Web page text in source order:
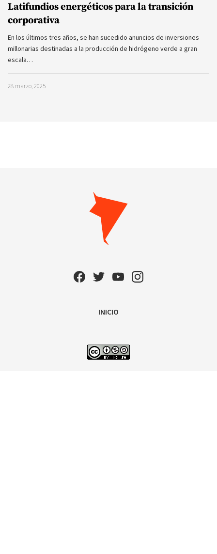
Latifundios energéticos para la transición
corporativa
En los últimos tres años, se han sucedido anuncios de inversiones
millonarias destinadas a la producción de hidrógeno verde a gran
escala…
28 marzo, 2025
INICIO